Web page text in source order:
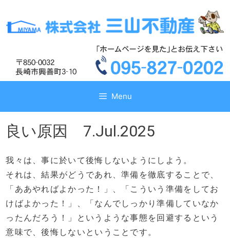
テ
ス
テ
ス
Menu
良い原因 7.Jul.2025
我々は、事に於いて後悔しないようにしよう。
それは、結果がどうであれ、準備を徹底することで、
「ああやればよかった！」、「こういう準備をしてお
けばよかった！」、「なんでしっかり準備していなか
ったんだろう！」というような事態を回避するという
意味で、後悔しないということです。